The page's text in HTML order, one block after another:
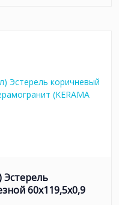
Эстерель
60x119,5x0,9